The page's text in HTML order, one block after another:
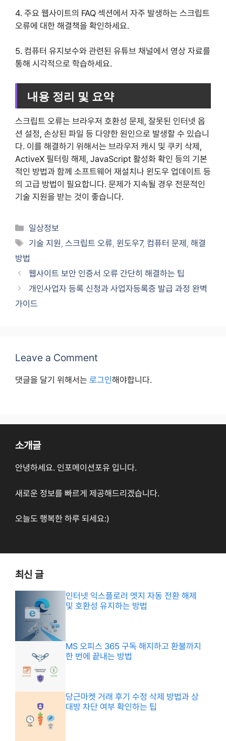
4. 주요 웹사이트의 FAQ 섹션에서 자주 발생하는 스크립트
오류에 대한 해결책을 확인하세요.
5. 컴퓨터 유지보수와 관련된 유튜브 채널에서 영상 자료를
통해 시각적으로 학습하세요.
내용 정리 및 요약
스크립트 오류는 브라우저 호환성 문제, 잘못된 인터넷 옵
션 설정, 손상된 파일 등 다양한 원인으로 발생할 수 있습니
다. 이를 해결하기 위해서는 브라우저 캐시 및 쿠키 삭제,
ActiveX 필터링 해제, JavaScript 활성화 확인 등의 기본
적인 방법과 함께 소프트웨어 재설치나 윈도우 업데이트 등
의 고급 방법이 필요합니다. 문제가 지속될 경우 전문적인
기술 지원을 받는 것이 좋습니다.
Categories
일상정보
Tags
기술 지원 ,스크립트 오류 ,윈도우7, 컴퓨터 문제 ,해결
방법
웹사이트 보안 인증서 오류 간단히 해결하는 팁
개인사업자 등록 신청과 사업자등록증 발급 과정 완벽
가이드
Leave a Comment
댓글을 달기 위해서는 로그인해야합니다.
소개글
안녕하세요. 인포메이션포유 입니다.
새로운 정보를 빠르게 제공해드리겠습니다.
오늘도 행복한 하루 되세요:)
최신 글
인터넷 익스플로러 엣지 자동 전환 해제
및 호환성 유지하는 방법
MS 오피스 365 구독 해지하고 환불까지
한 번에 끝내는 방법
당근마켓 거래 후기 수정 삭제 방법과 상
대방 차단 여부 확인하는 팁